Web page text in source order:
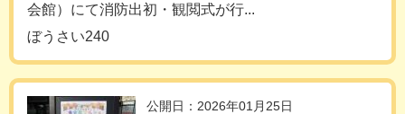
会館）にて消防出初・観閲式が行...
ぼうさい240
公開日：2026年01月25日